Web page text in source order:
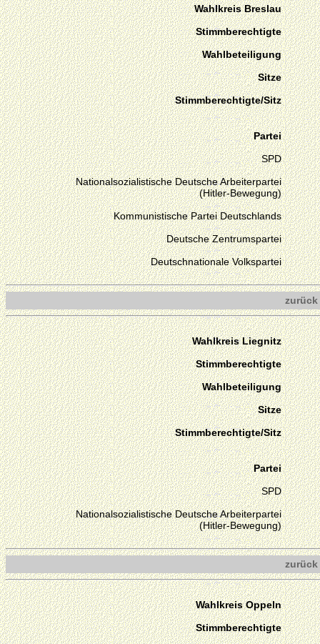
Wahlkreis Breslau
Stimmberechtigte
Wahlbeteiligung
Sitze
Stimmberechtigte/Sitz
Partei
SPD
Nationalsozialistische Deutsche Arbeiterpartei
(Hitler-Bewegung)
Kommunistische Partei Deutschlands
Deutsche Zentrumspartei
Deutschnationale Volkspartei
zurück
Wahlkreis Liegnitz
Stimmberechtigte
Wahlbeteiligung
Sitze
Stimmberechtigte/Sitz
Partei
SPD
Nationalsozialistische Deutsche Arbeiterpartei
(Hitler-Bewegung)
zurück
Wahlkreis Oppeln
Stimmberechtigte